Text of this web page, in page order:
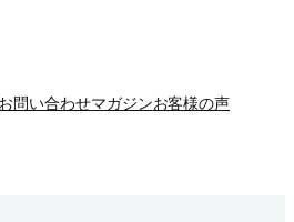
お問い合わせマガジンお客様の声